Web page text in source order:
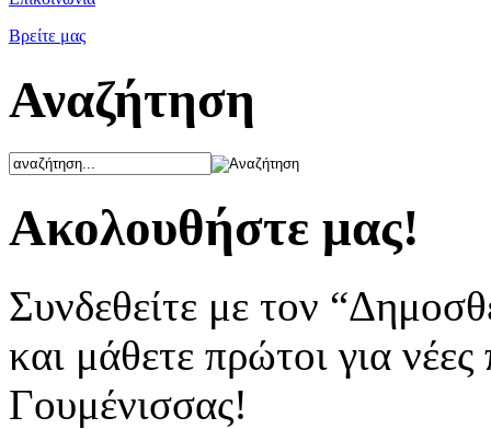
Βρείτε μας
Αναζήτηση
Ακολουθήστε μας!
Συνδεθείτε με τον
και μάθετε πρώτοι για
Γουμένισσας!